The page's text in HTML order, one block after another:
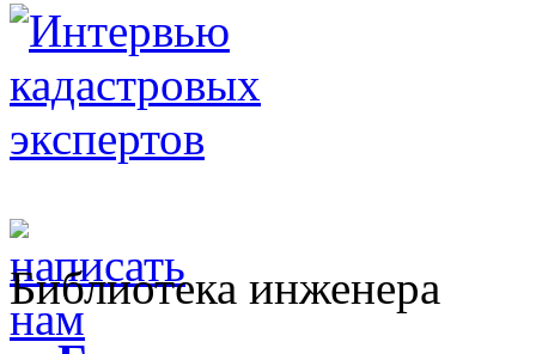
Библиотека инженера